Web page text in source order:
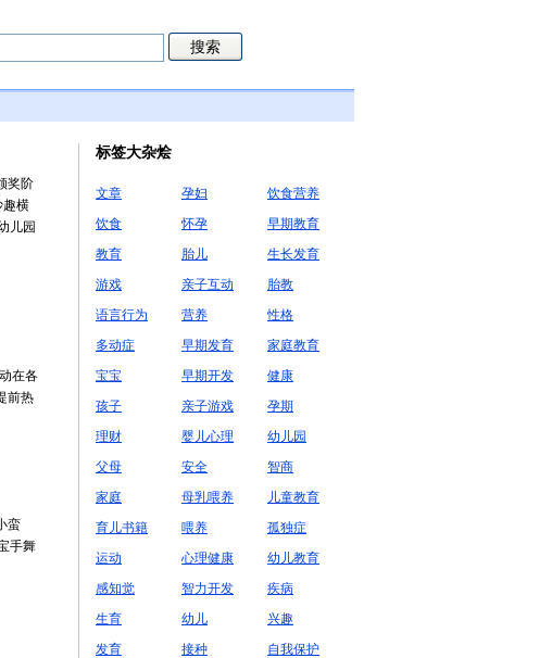
奖阶
趣横
儿园
在各
前热
蛮
手舞
标签大杂烩
文章 孕妇
饮食营养
饮食
怀孕
早期教育
教育
胎儿
生长发育
游戏
亲子互动
胎教
语言行为
营养
性格
多动症
早期发育
家庭教育
宝宝
早期开发
健康
孩子
亲子游戏
孕期
理财
婴儿心理
幼儿园
父母
安全
智商
家庭
母乳喂养
儿童教育
育儿书籍
喂养
孤独症
运动
心理健康
幼儿教育
感知觉
智力开发
疾病
生育
幼儿
兴趣
发育
接种
自我保护